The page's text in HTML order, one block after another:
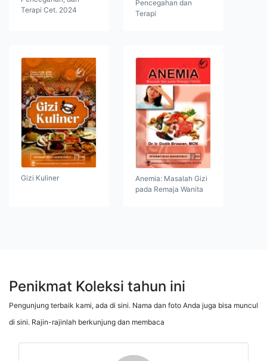
Terapi Cet. 2024
Pencegahan dan
Terapi
Gizi Kuliner
Anemia: Masalah Gizi
pada Remaja Wanita
Penikmat Koleksi tahun ini
Pengunjung terbaik kami, ada di sini. Nama dan foto Anda juga bisa muncul
di sini. Rajin-rajinlah berkunjung dan membaca